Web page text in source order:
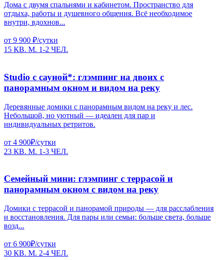
Дома с двумя спальнями и кабинетом. Пространство для
отдыха, работы и душевного общения. Всё необходимое
внутри, вдохнов...
от 9 900 ₽/сутки
15 КВ. М. 1-2 ЧЕЛ.
Studio с сауной*: глэмпинг на двоих с
панорамным окном и видом на реку
Деревянные домики с панорамным видом на реку и лес.
Небольшой, но уютный — идеален для пар и
индивидуальных ретритов.
от 4 900₽/сутки
23 КВ. М. 1-3 ЧЕЛ.
Семейный мини: глэмпинг с террасой и
панорамным окном с видом на реку
Домики с террасой и панорамой природы — для расслабления
и восстановления. Для пары или семьи: больше света, больше
возд...
от 6 900₽/сутки
30 КВ. М. 2-4 ЧЕЛ.